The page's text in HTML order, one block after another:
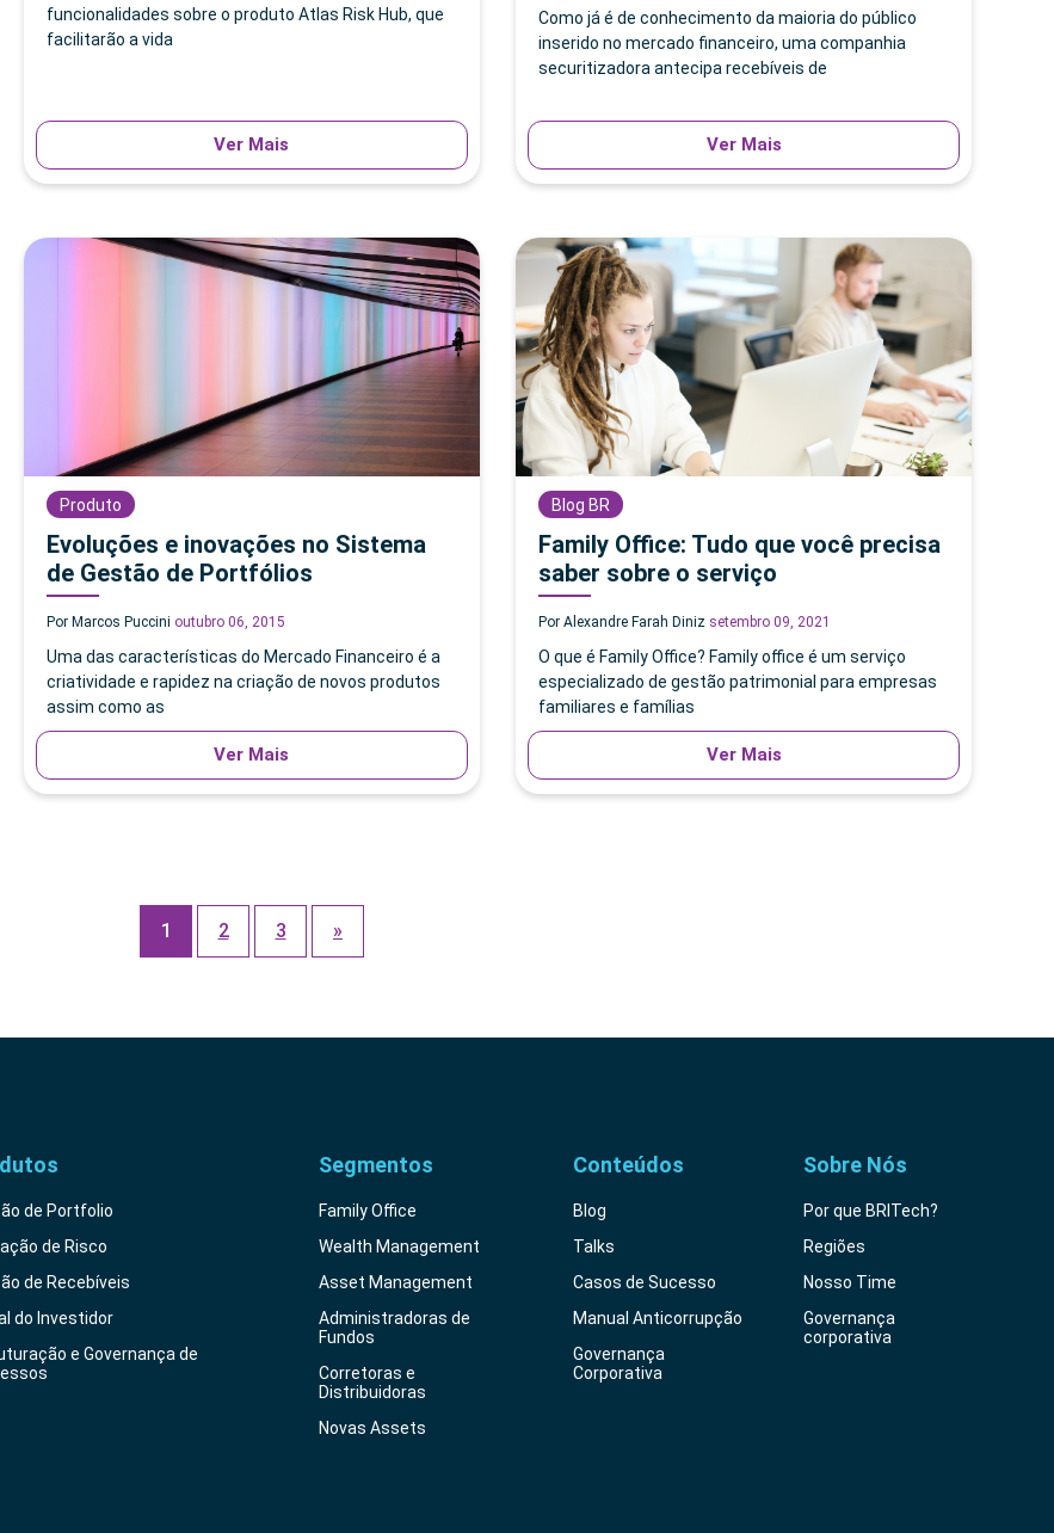
funcionalidades sobre o produto Atlas Risk Hub, que
facilitarão a vida
Ver Mais
Como já é de conhecimento da maioria do público
inserido no mercado financeiro, uma companhia
securitizadora antecipa recebíveis de
Ver Mais
Produto
Evoluções e inovações no Sistema
de Gestão de Portfólios
Por Marcos Puccini outubro 06, 2015
Uma das características do Mercado Financeiro é a
criatividade e rapidez na criação de novos produtos
assim como as
Ver Mais
Blog BR
Family Office: Tudo que você precisa
saber sobre o serviço
Por Alexandre Farah Diniz setembro 09, 2021
O que é Family Office? Family office é um serviço
especializado de gestão patrimonial para empresas
familiares e famílias
Ver Mais
1 2 3 »
de Portfolio
de Risco
de Recebíveis
do Investidor
e Governança de
Segmentos
Family Office
Wealth Management
Asset Management
Administradoras de
Fundos
Corretoras e
Distribuidoras
Novas Assets
Conteúdos
Blog
Talks
Casos de Sucesso
Manual Anticorrupção
Governança
Corporativa
Sobre Nós
Por que BRITech?
Regiões
Nosso Time
Governança
corporativa